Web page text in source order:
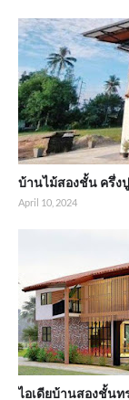
บ้านไม้สองชั้น ครึ่ง
April 10, 2024
ไอเดียบ้านสองชั้น